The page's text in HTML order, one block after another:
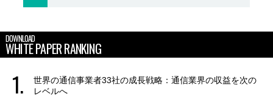
DOWNLOAD
WHITE PAPER RANKING
世界の通信事業者33社の成長戦略：通信業界の収益を次の
レベルへ